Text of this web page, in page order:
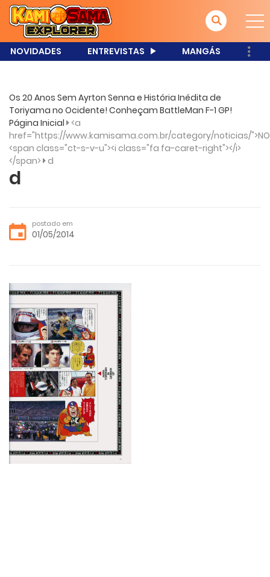
NOVIDADES ENTREVISTAS MANGÁS
Os 20 Anos Sem Ayrton Senna e História Inédita de
Toriyama no Ocidente! Conheçam BattleMan F-1 GP!
Página Inicial <a
href="https://www.kamisama.com.br/category/noticias/
<span class="ct-s-v-u"><i class="fa fa-caret-right"></i>
</span> d
d
postado em
01/05/2014